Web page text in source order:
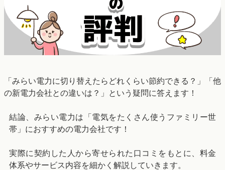
「みらい電力に切り替えたらどれくらい節約できる？」「他
の新電力会社との違いは？」という疑問に答えます！
結論、みらい電力は「電気をたくさん使うファミリー世
帯」におすすめの電力会社です！
実際に契約した人から寄せられた口コミをもとに、料金
体系やサービス内容を細かく解説していきます。